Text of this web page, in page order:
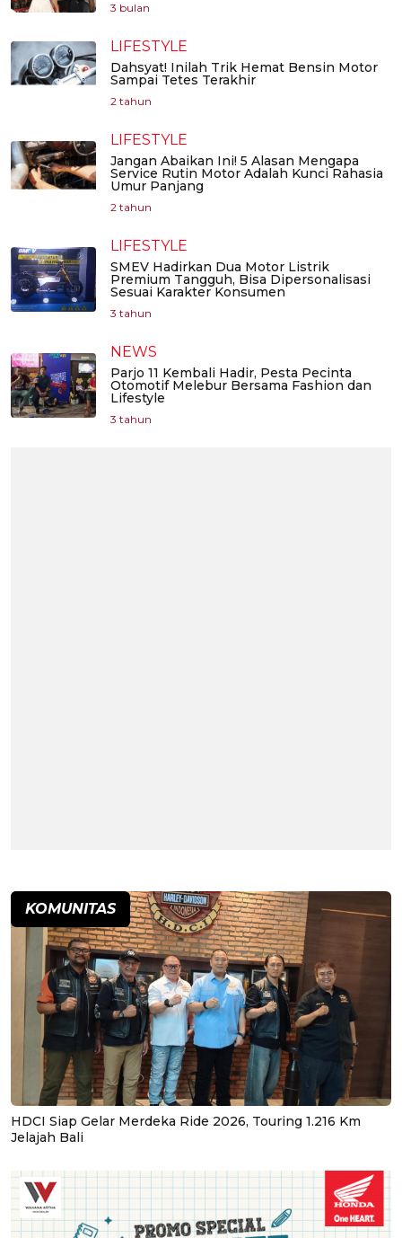
3 bulan
LIFESTYLE
Dahsyat! Inilah Trik Hemat Bensin Motor
Sampai Tetes Terakhir
2 tahun
LIFESTYLE
Jangan Abaikan Ini! 5 Alasan Mengapa
Service Rutin Motor Adalah Kunci Rahasia
Umur Panjang
2 tahun
LIFESTYLE
SMEV Hadirkan Dua Motor Listrik
Premium Tangguh, Bisa Dipersonalisasi
Sesuai Karakter Konsumen
3 tahun
NEWS
Parjo 11 Kembali Hadir, Pesta Pecinta
Otomotif Melebur Bersama Fashion dan
Lifestyle
3 tahun
KOMUNITAS
HDCI Siap Gelar Merdeka Ride 2026, Touring 1.216 Km
Jelajah Bali